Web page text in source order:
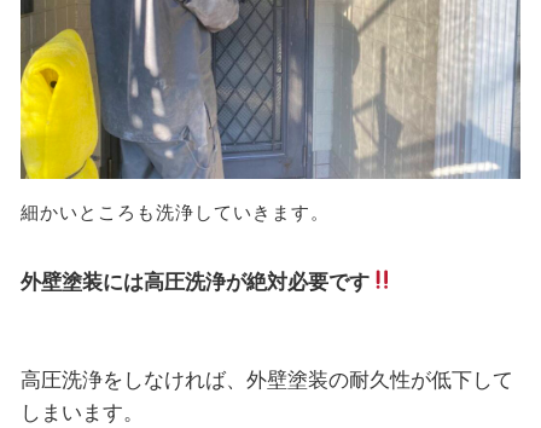
細かいところも洗浄していきます。
外壁塗装には高圧洗浄が絶対必要です
高圧洗浄をしなければ、外壁塗装の耐久性が低下して
しまいます。